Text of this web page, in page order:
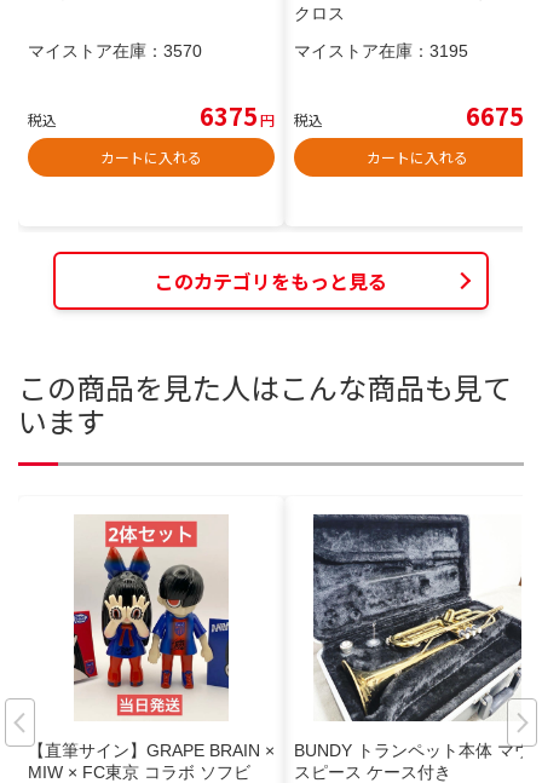
マイストア在庫： 3570
税込 6375円
カートに入れる
クロス
マイストア在庫： 3195
税込 6675
カートに入れる
このカテゴリをもっと見る
この商品を見た人はこんな商品も見て
います
【直筆サイン】GRAPE BRAIN ×
MIW × FC東京 コラボ ソフビ
BUNDY トランペット本体 マウ
スピース ケース付き